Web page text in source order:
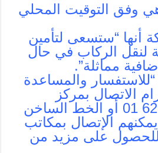
وفق التوقيت المحلي
أنها “ستسعى لتأمين
لنقل الركاب في حال
مماثلة”.
والمساعدة
الاتصال بمركز
الاتصالات: 629999 01 أو الخط الساخن
كما يمكنهم الإتصال بمكاتب
على مزيد من